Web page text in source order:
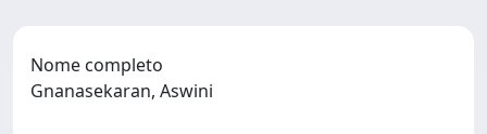
Nome completo
Gnanasekaran, Aswini